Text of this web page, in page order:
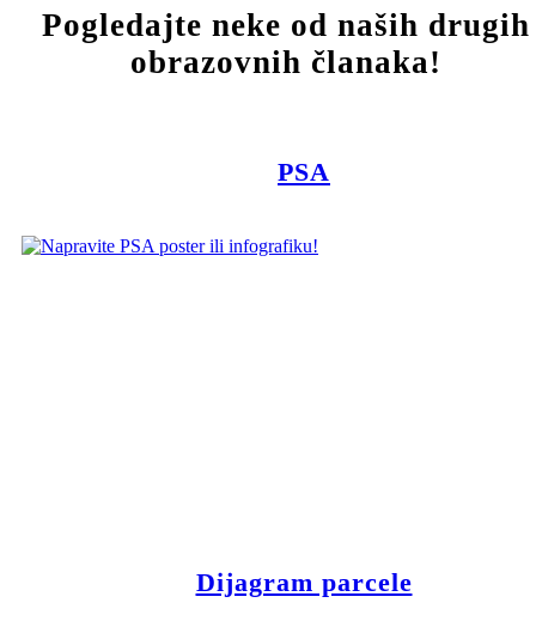
Pogledajte neke od naših drugih
obrazovnih članaka!
PSA
Dijagram parcele